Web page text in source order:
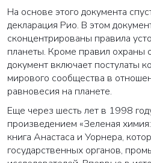
На основе этого документа
декларация Рио. В этом
сконцентрированы правила
планеты. Кроме правил
документ включает постулаты
мирового сообщества в
равновесия на планете.
Еще через шесть лет в 1998
произведением «Зеленая
книга Анастаса и Уорнера,
государственных органов,